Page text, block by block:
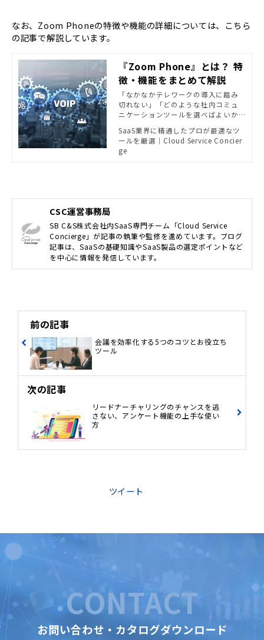
なお、Zoom Phoneの特徴や機能の詳細については、こちら
の記事で解説しています。
『Zoom Phone』とは？ 特
徴・機能をまとめて解説
「なかなかテレワークの導入に踏み
切れない」「どのような社内コミュ
ニケーションツールを選べばよいか
者向けに、『Zoom Phone』の活用
による課題解決をお教えします。
SaaS業界に精通したプロが最適なツ
ールを厳選｜Cloud Service Concier
ge
CSC運営事務局
SB C&S株式会社内SaaS専門チーム「Cloud Service
Concierge」が記事の執筆や監修を進めています。ブログ
記事は、SaaSの基礎知識やSaaS製品の選定ポイントなど
を中心に情報を発信しています。
前の記事
会議を効率化する5つのコツとお役立ち
ツール
次の記事
リードナーチャリングのチャンスを逃
さない、アンケート機能の上手な使い
方
ツイート
CONTACT
お問い合わせ・カタログダウンロード